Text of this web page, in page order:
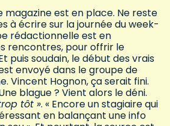
magazine est en place. Ne reste
à écrire sur la journée du week-
rédactionnelle est en
rencontres, pour offrir le
puis soudain, le début des vrais
envoyé dans le groupe de
Vincent Hognon, ça serait fini.
blague ? Vient alors le déni.
tôt ». « Encore un stagiaire qui
en balançant une info